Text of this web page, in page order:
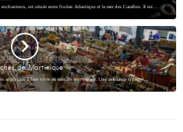
est située entre l'océan Atlantique et la mer des Caraïbes. Il est…
de Martinique
appliqués à faire vivre au sein de leur espace. Une ambiance typique…